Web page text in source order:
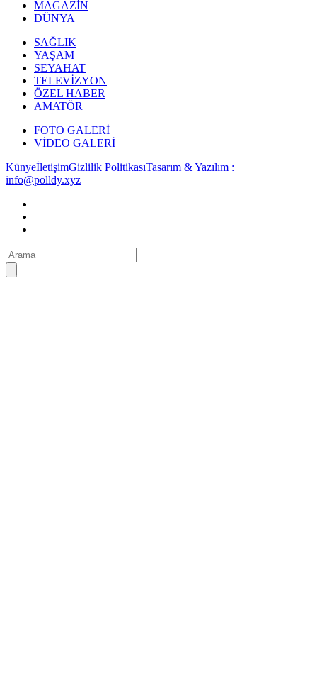
MAGAZİN
DÜNYA
SAĞLIK
YAŞAM
SEYAHAT
TELEVİZYON
ÖZEL HABER
AMATÖR
FOTO GALERİ
VİDEO GALERİ
KünyeİletişimGizlilik PolitikasıTasarım & Yazılım :
info@polldy.xyz